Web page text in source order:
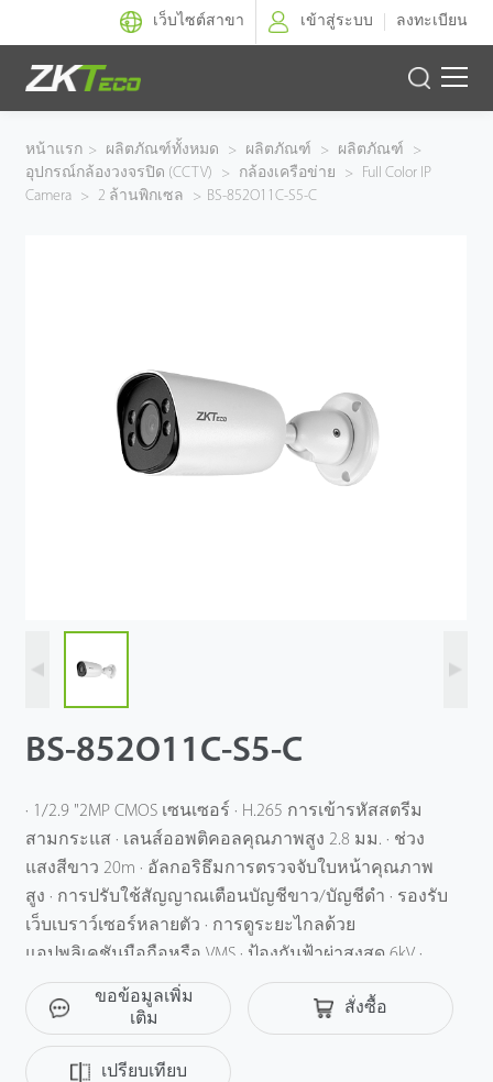
เว็บไซต์สาขา เข้าสู่ระบบ ลงทะเบียน
ผลิตภัณฑ์
โซลูชั่นของเรา
หน้าแรก > ผลิตภัณฑ์ทั้งหมด > ผลิตภัณฑ์ > ผลิตภัณฑ์
>
อุปกรณ์กล้องวงจรปิด (CCTV)
> กล้องเครือข่าย >
Full Color IP
Camera > 2 ล้านพิกเซล > BS-852O11C-S5-C
BS-852O11C-S5-C
· 1/2.9 "2MP CMOS เซนเซอร์ · H.265 การเข้ารหัสสตรีม
สามกระแส · เลนส์ออพติคอลคุณภาพสูง 2.8 มม. · ช่วง
แสงสีขาว 20m · อัลกอริธึมการตรวจจับใบหน้าคุณภาพ
สูง · การปรับใช้สัญญาณเตือนบัญชีขาว/บัญชีดํา · รองรับ
เว็บเบราว์เซอร์หลายตัว · การดูระยะไกลด้วย
แอปพลิเคชันมือถือหรือ VMS · ป้องกันฟ้าผ่าสูงสุด 6kV ·
ปลอกโลหะ IP67
ขอข้อมูลเพิ่ม
เติม
สั่งซื้อ
เปรียบเทียบ